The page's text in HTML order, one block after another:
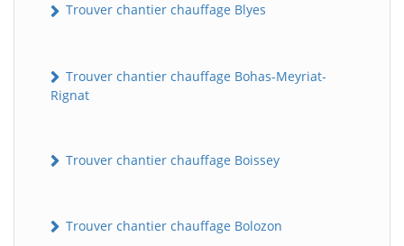
Trouver chantier chauffage Blyes
Trouver chantier chauffage Bohas-Meyriat-
Rignat
Trouver chantier chauffage Boissey
Trouver chantier chauffage Bolozon